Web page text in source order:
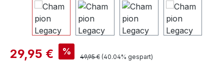
Verkaufspreis:
29,95 € % Regulärer Preis:
49,95 € (40.04% gespart)